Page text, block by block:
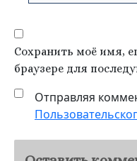
Сохранить моё имя,
браузере для
Отправляя